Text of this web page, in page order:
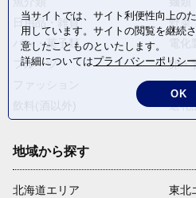
日用品・雑貨
野菜
パン・菓子類
フルーツ
卵・
米・
返礼
地域から探す
北海道エリア
東北
当サイトでは、サイト利便性向上の
用しています。サイトの閲覧を継続
意したことものといたします。
詳細についてはプライバシーポリシー
OK